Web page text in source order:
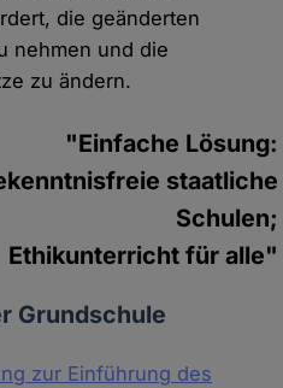
die geänderten
nehmen und die
zu ändern.
"Einfache Lösung:
staatliche
Schulen;
Ethikunterricht für alle"
Grundschule
zur Einführung des